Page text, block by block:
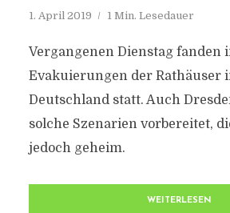
1. April 2019 1 Min. Lesedauer
Vergangenen Dienstag fanden
Evakuierungen der Rathäuser
Deutschland statt. Auch
solche Szenarien vorbereitet,
jedoch geheim.
WEITERLESEN